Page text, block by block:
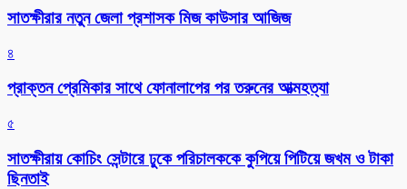
সাতক্ষীরার নতুন জেলা প্রশাসক মিজ কাউসার আজিজ
৪
প্রাক্তন প্রেমিকার সাথে ফোনালাপের পর তরুনের আত্মহত্যা
৫
সাতক্ষীরায় কোচিং সেন্টারে ঢুকে পরিচালককে কুপিয়ে পিটিয়ে জখম ও টাকা
ছিনতাই